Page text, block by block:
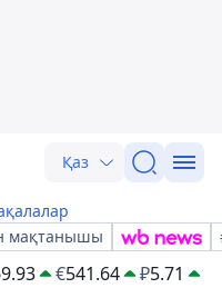
Қаз
мақтанышы
€541.64 ₽5.71